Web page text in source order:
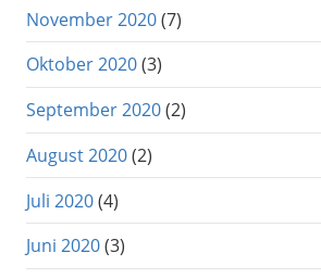
November 2020(7)
Oktober 2020(3)
September 2020(2)
August 2020(2)
Juli 2020(4)
Juni 2020(3)